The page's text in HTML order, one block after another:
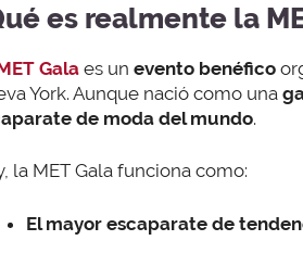
es realmente la
Gala es un evento benéfico
York. Aunque nació como una
de moda del mundo.
la MET Gala funciona como:
El mayor escaparate de